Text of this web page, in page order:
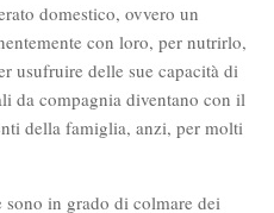
domestico, ovvero un
con loro, per nutrirlo,
usufruire delle sue capacità di
da compagnia diventano con il
della famiglia, anzi, per molti
sono in grado di colmare dei